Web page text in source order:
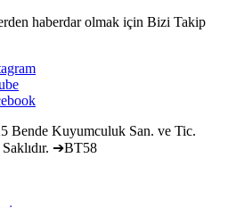
haberdar olmak için Bizi Takip
Bende Kuyumculuk San. ve Tic.
➔BT58